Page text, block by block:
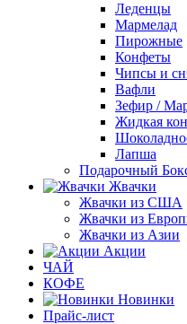
Леденцы
Мармелад
Пирожные
Конфеты
Чипсы и
Вафли
Зефир /
Жидкая
Лапша
Подарочный
Жвачки
Жвачки из США
Жвачки из
Жвачки из Азии
Акции
ЧАЙ
КОФЕ
Новинки
Прайс-лист